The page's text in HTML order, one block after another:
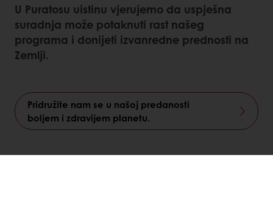
U Puratosu uistinu vjerujemo da uspješna
suradnja može potaknuti rast našeg
programa i donijeti izvanredne prednosti na
Zemlji.
Pridružite nam se u našoj predanosti
boljem i zdravijem planetu.